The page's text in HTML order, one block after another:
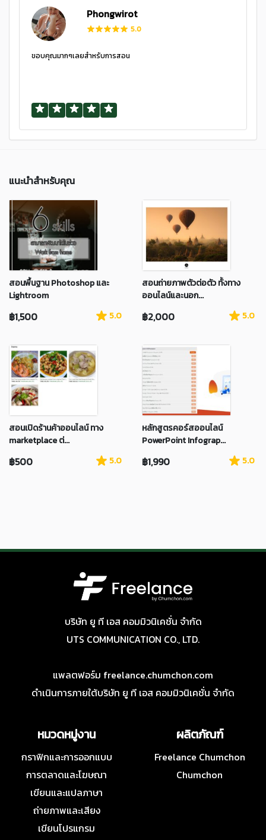
Phongwirot
5.0
ขอบคุณมากๆเลยสำหรับการสอน
แนะนำสำหรับคุณ
สอนพื้นฐาน Photoshop และ
Lightroom
฿1,500 5.0
สอนถ่ายภาพตัวต่อตัว ทั้งทาง
ออนไลน์และนอก...
฿2,000 5.0
สอนเปิดร้านค้าออนไลน์ ทาง
marketplace ต่...
฿500 5.0
หลักสูตรคอร์สออนไลน์
PowerPoint Infograp...
฿1,990 5.0
บริษัท ยู ที เอส คอมมิวนิเคชั่น จำกัด
UTS COMMUNICATION CO., LTD.
แพลตฟอร์ม freelance.chumchon.com
ดำเนินการภายใต้บริษัท ยู ที เอส คอมมิวนิเคชั่น จำกัด
หมวดหมู่งาน
กราฟิกและการออกแบบ
การตลาดและโฆษณา
เขียนและแปลภาษา
ถ่ายภาพและเสียง
เขียนโปรแกรม
ผลิตภัณฑ์
Freelance Chumchon
Chumchon